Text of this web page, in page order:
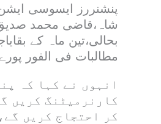
پنشنررز ایسوسی
شاہ،قاضی محمد
بحالی،تین ماہ کے
مطالبات فی الفور
انہوں نے کہا کہ
کارنرمیٹنگ کریں
کر احتجاج کریں